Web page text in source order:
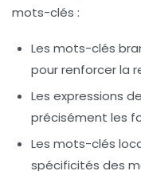
mots-clés :
Les mots-clés
pour renforcer la
Les expressions
précisément les
Les mots-clés
spécificités des